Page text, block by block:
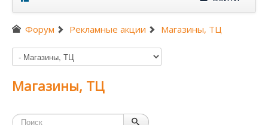
Текущие акции
Форум
Помощь
Вход
Форум Рекламные акции Магазины, ТЦ
Магазины, ТЦ